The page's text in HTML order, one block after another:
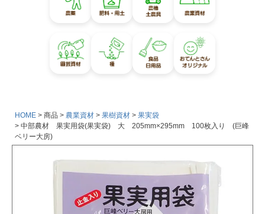
HOME 商品 農業資材 果樹資材
果実袋
中部農材 果実用袋(果実袋) 大 205mm×295mm 100枚入り (巨峰
ベリー大房)